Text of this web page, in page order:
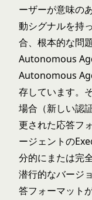
ーザーが意味の
動シグナルを持
合、根本的な問
Autonomous
Autonomous
存しています。
場合（新しい認
更された応答フ
ージェントの
分的にまたは完全
潜行的なバージ
答フォーマット